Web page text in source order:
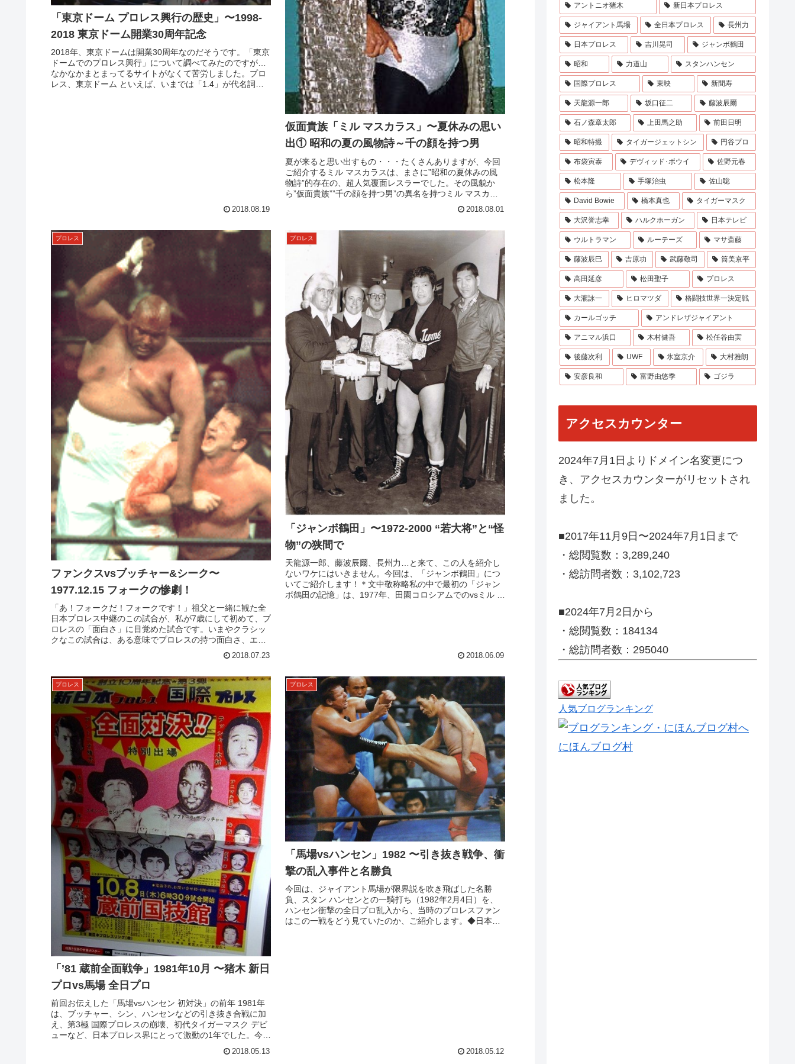
「東京ドーム プロレス興行の歴史」〜1998-
2018 東京ドーム開業30周年記念
2018年、東京ドームは開業30周年なのだそうです。「東京
ドームでのプロレス興行」について調べてみたのですが…
なかなかまとまってるサイトがなくて苦労しました。プロ
レス、東京ドーム といえば、いまでは「1.4」が代名詞で
2018.08.19
仮面貴族「ミル マスカラス」〜夏休みの思い
出① 昭和の夏の風物詩～千の顔を持つ男
夏が来ると思い出すもの・・・たくさんありますが、今回
ご紹介するミル マスカラスは、まさに”昭和の夏休みの風
物詩”的存在の、超人気覆面レスラーでした。その風貌か
ら”仮面貴族””千の顔を持つ男”の異名を持つミル マスカラ
2018.08.01
プロレス
ファンクスvsブッチャー&シーク〜
1977.12.15 フォークの惨劇！
「あ！フォークだ！フォークです！」祖父と一緒に観た全
日本プロレス中継のこの試合が、私が7歳にして初めて、プ
ロレスの「面白さ」に目覚めた試合です。いまやクラシッ
クなこの試合は、ある意味でプロレスの持つ面白さ、エキ
2018.07.23
プロレス
「ジャンボ鶴田」〜1972-2000 “若大将”と“怪
物”の狭間で
天龍源一郎、藤波辰爾、長州力…と来て、この人を紹介し
ないワケにはいきません。今回は、「ジャンボ鶴田」につ
いてご紹介します！＊文中敬称略私の中で最初の「ジャン
ボ鶴田の記憶」は、1977年、田園コロシアムでのvsミル マ
2018.06.09
プロレス
「’81 蔵前全面戦争」1981年10月 〜猪木 新日
プロvs馬場 全日プロ
前回お伝えした「馬場vsハンセン 初対決」の前年 1981年
は、ブッチャー、シン、ハンセンなどの引き抜き合戦に加
え、第3極 国際プロレスの崩壊、初代タイガーマスク デビ
ューなど、日本プロレス界にとって激動の1年でした。今回
2018.05.13
プロレス
「馬場vsハンセン」1982 〜引き抜き戦争、衝
撃の乱入事件と名勝負
今回は、ジャイアント馬場が限界説を吹き飛ばした名勝
負、スタン ハンセンとの一騎打ち（1982年2月4日）を、
ハンセン衝撃の全日プロ乱入から、当時のプロレスファン
はこの一戦をどう見ていたのか、ご紹介します。◆日本マ
2018.05.12
アントニオ猪木 新日本プロレス
ジャイアント馬場 全日本プロレス 長州力
日本プロレス 吉川晃司 ジャンボ鶴田
昭和 力道山 スタンハンセン
国際プロレス 東映 新間寿
天龍源一郎 坂口征二 藤波辰爾
石ノ森章太郎 上田馬之助 前田日明
昭和特撮 タイガージェットシン 円谷プロ
布袋寅泰 デヴィッド･ボウイ 佐野元春
松本隆 手塚治虫 佐山聡
David Bowie 橋本真也 タイガーマスク
大沢誉志幸 ハルクホーガン 日本テレビ
ウルトラマン ルーテーズ マサ斎藤
藤波辰巳 吉原功 武藤敬司 筒美京平
高田延彦 松田聖子 プロレス
大瀧詠一 ヒロマツダ 格闘技世界一決定戦
カールゴッチ アンドレザジャイアント
アニマル浜口 木村健吾 松任谷由実
後藤次利 UWF 氷室京介 大村雅朗
安彦良和 富野由悠季 ゴジラ
アクセスカウンター
2024年7月1日よりドメイン名変更につ
き、アクセスカウンターがリセットされ
ました。
■2017年11月9日〜2024年7月1日まで
・総閲覧数：3,289,240
・総訪問者数：3,102,723
■2024年7月2日から
・総閲覧数：184134
・総訪問者数：295040
人気ブログランキング
にほんブログ村